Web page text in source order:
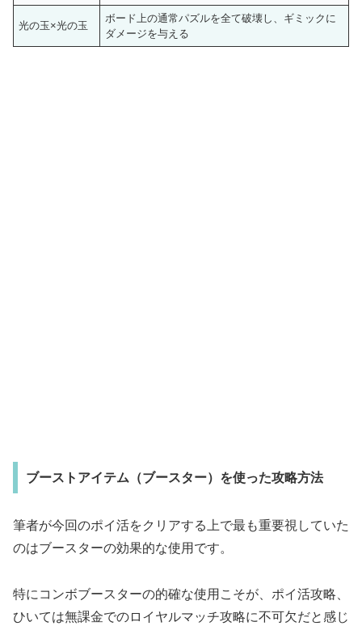
光の玉×光の玉
ボード上の通常パズルを全て破壊し、ギミックに
ダメージを与える
ブーストアイテム（ブースター）を使った攻略方法
筆者が今回のポイ活をクリアする上で最も重要視していた
のはブースターの効果的な使用です。
特にコンボブースターの的確な使用こそが、ポイ活攻略、
ひいては無課金でのロイヤルマッチ攻略に不可欠だと感じ